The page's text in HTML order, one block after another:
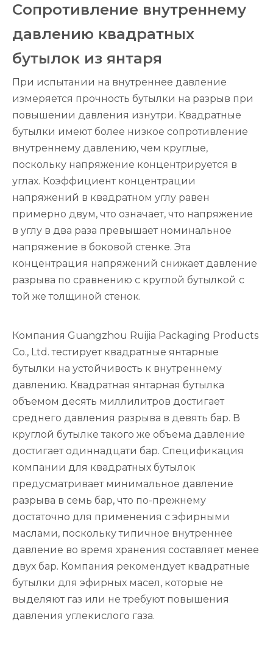
Сопротивление внутреннему
давлению квадратных
бутылок из янтаря
При испытании на внутреннее давление
измеряется прочность бутылки на разрыв при
повышении давления изнутри. Квадратные
бутылки имеют более низкое сопротивление
внутреннему давлению, чем круглые,
поскольку напряжение концентрируется в
углах. Коэффициент концентрации
напряжений в квадратном углу равен
примерно двум, что означает, что напряжение
в углу в два раза превышает номинальное
напряжение в боковой стенке. Эта
концентрация напряжений снижает давление
разрыва по сравнению с круглой бутылкой с
той же толщиной стенок.
Компания Guangzhou Ruijia Packaging Products
Co., Ltd. тестирует квадратные янтарные
бутылки на устойчивость к внутреннему
давлению. Квадратная янтарная бутылка
объемом десять миллилитров достигает
среднего давления разрыва в девять бар. В
круглой бутылке такого же объема давление
достигает одиннадцати бар. Спецификация
компании для квадратных бутылок
предусматривает минимальное давление
разрыва в семь бар, что по-прежнему
достаточно для применения с эфирными
маслами, поскольку типичное внутреннее
давление во время хранения составляет менее
двух бар. Компания рекомендует квадратные
бутылки для эфирных масел, которые не
выделяют газ или не требуют повышения
давления углекислого газа.